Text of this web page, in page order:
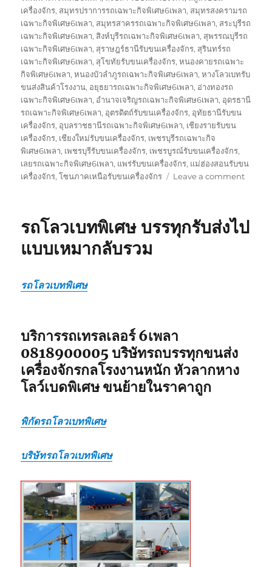
เครื่องจักร, สมุทรปราการรถเฉพาะกิจพิเศษ6เพลา, สมุทรสงครามรถ
เฉพาะกิจพิเศษ6เพลา, สมุทรสาครรถเฉพาะกิจพิเศษ6เพลา, สระบุรีรถ
เฉพาะกิจพิเศษ6เพลา, สิงห์บุรีรถเฉพาะกิจพิเศษ6เพลา, สุพรรณบุรีรถ
เฉพาะกิจพิเศษ6เพลา, สุราษฎร์ธานีรับขนเครื่องจักร, สุรินทร์รถ
เฉพาะกิจพิเศษ6เพลา, สุโขทัยรับขนเครื่องจักร,หนองคายรถเฉพาะ
กิจพิเศษ6เพลา,หนองบัวลำภูรถเฉพาะกิจพิเศษ6เพลา,หางโลวเบทรับ
ขนส่งสินค้าโรงงาน, อยุธยารถเฉพาะกิจพิเศษ6เพลา, อ่างทองรถ
เฉพาะกิจพิเศษ6เพลา, อำนาจเจริญรถเฉพาะกิจพิเศษ6เพลา, อุดรธานี
รถเฉพาะกิจพิเศษ6เพลา, อุตรดิตถ์รับขนเครื่องจักร, อุทัยธานีรับขน
เครื่องจักร, อุบลราชธานีรถเฉพาะกิจพิเศษ6เพลา, เชียงรายรับขน
เครื่องจักร, เชียงใหม่รับขนเครื่องจักร, เพชรบุรีรถเฉพาะกิจ
พิเศษ6เพลา, เพชรบุรีรับขนเครื่องจักร, เพชรบูรณ์รับขนเครื่องจักร,
เลยรถเฉพาะกิจพิเศษ6เพลา, แพร่รับขนเครื่องจักร, แม่ฮ่องสอนรับขน
เครื่องจักร,โซนภาคเหนือรับขนเครื่องจักร Leave a commenton
รถโลวเบทพิเศษ บรรทุกรับส่งไป
แบบเหมากลับรวม
รถโลวเบทพิเศษ
บริการรถเทรลเลอร์ 6เพลา
0818900005 บริษัทรถบรรทุกขนส่ง
เครื่องจักรกลโรงงานหนัก หัวลากหาง
โลว์เบดพิเศษ ขนย้ายในราคาถูก
พิกัดรถโลวเบทพิเศษ
บริษัทรถโลวเบทพิเศษ